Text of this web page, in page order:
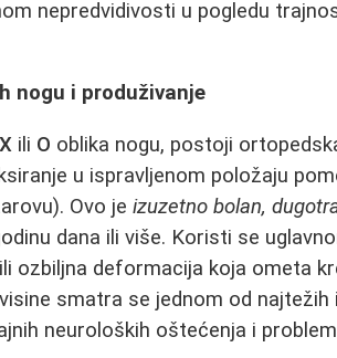
nepredvidivosti u pogledu
nogu i produživanje
X ili O oblika nogu, postoji
u ispravljenom položaju
Ovo jeizuzetno bolan,
dana ili više. Koristi se
ozbiljna deformacija koja ometa
smatra se jednom od najtežih
neuroloških oštećenja i